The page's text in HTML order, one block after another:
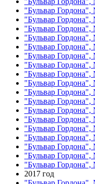
"Бульвар
"Бульвар Гордона",
"Бульвар Гордона",
"Бульвар Гордона",
"Бульвар Гордона",
"Бульвар
"Бульвар
"Бульвар
"Бульвар
"Бульвар
"Бульвар
"Бульвар
"Бульвар
"Бульвар Гордона",
"Бульвар Гордона",
"Бульвар Гордона",
"Бульвар Гордона",
"Бульвар Гордона",
2017 год